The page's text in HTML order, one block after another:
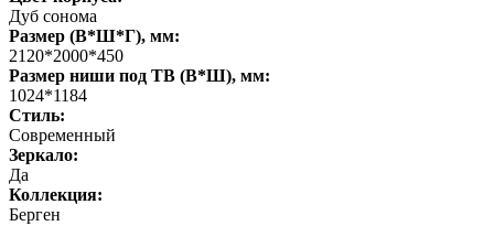
Дуб сонома
Размер (В*Ш*Г), мм:
2120*2000*450
Размер ниши под ТВ (В*Ш), мм:
1024*1184
Стиль:
Современный
Зеркало:
Да
Коллекция:
Берген